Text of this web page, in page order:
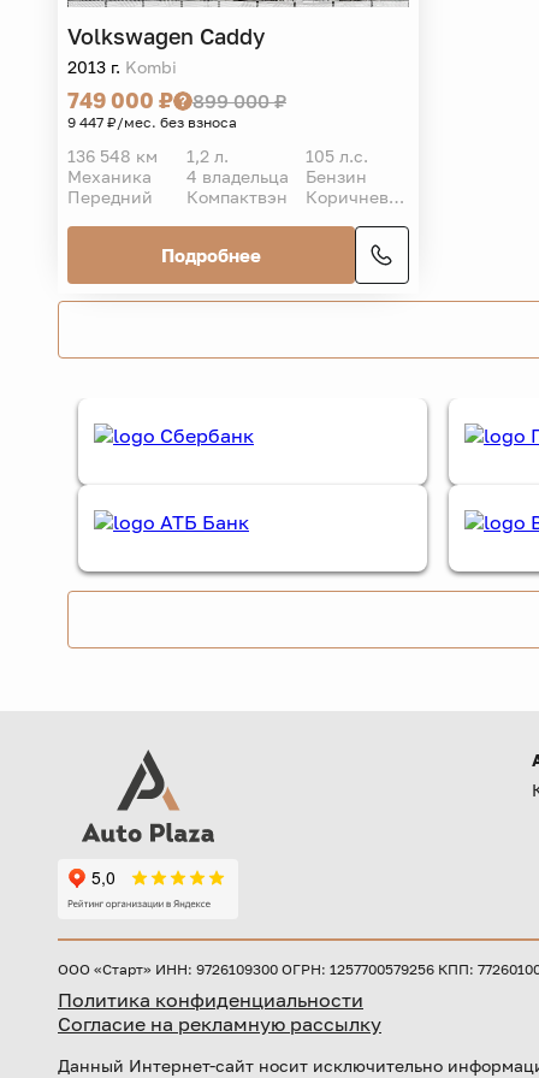
Volkswagen Caddy
2013 г. Kombi
749 000 ₽ 899 000 ₽
9 447 ₽/мес. без взноса
136 548 км 1,2 л.
105 л.с.
Механика
4 владельца
Бензин
Передний
Компактвэн Коричневый
Подробнее
ООО «Старт» ИНН: 9726109300 ОГРН: 1257700579256 КПП:
Политика конфиденциальности
Согласие на рекламную рассылку
Данный Интернет-сайт носит исключительно